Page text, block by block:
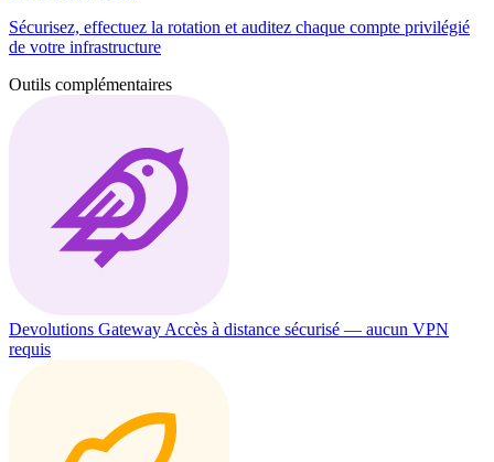
Sécurisez, effectuez la rotation et auditez chaque compte privilégié
de votre infrastructure
Outils complémentaires
Devolutions Gateway Accès à distance sécurisé — aucun VPN
requis